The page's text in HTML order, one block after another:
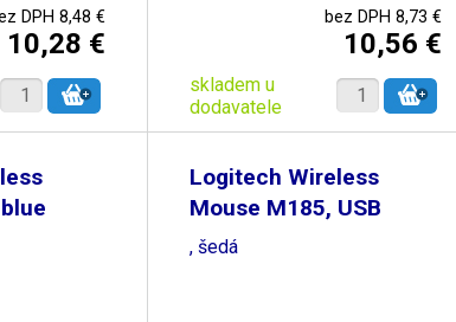
DPH 8,48 €
10,28 €
bez DPH 8,73 €
10,56 €
skladem u
dodavatele
Logitech Wireless
Mouse M185, USB
Dongle
, šedá